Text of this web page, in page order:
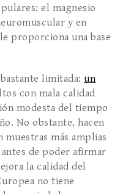
el magnesio
y en
proporciona una base
limitada: un
con mala calidad
modesta del tiempo
No obstante, hacen
más amplias
de poder afirmar
la calidad del
no tiene